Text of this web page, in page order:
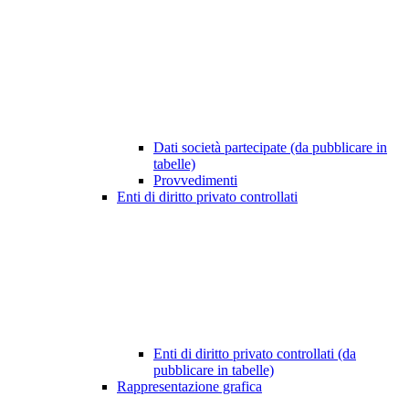
Dati società partecipate (da pubblicare in
tabelle)
Provvedimenti
Enti di diritto privato controllati
Enti di diritto privato controllati (da
pubblicare in tabelle)
Rappresentazione grafica